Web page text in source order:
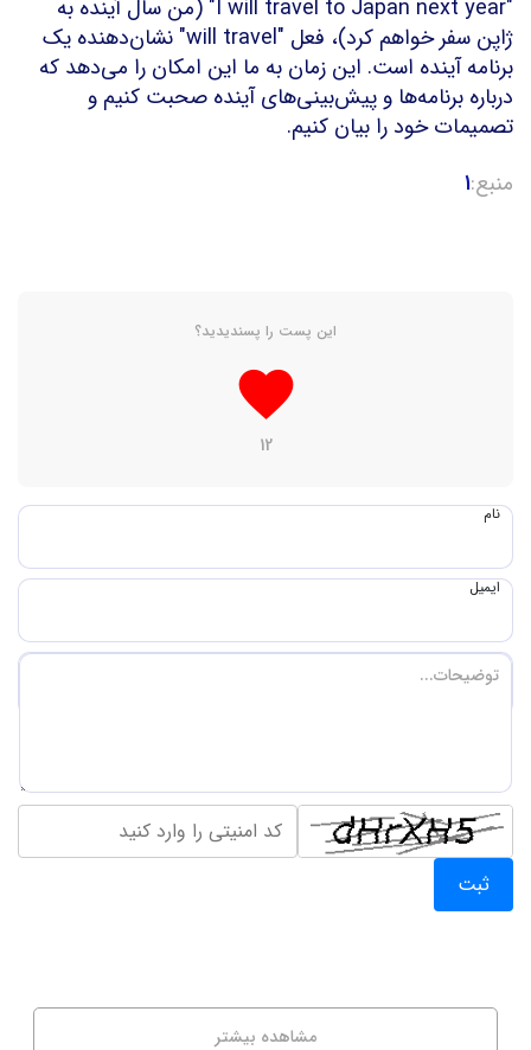
"I will travel to Japan next year" (من سال آینده به
ژاپن سفر خواهم کرد)، فعل "will travel" نشان‌دهنده یک
برنامه آینده است. این زمان به ما این امکان را می‌دهد که
درباره برنامه‌ها و پیش‌بینی‌های آینده صحبت کنیم و
تصمیمات خود را بیان کنیم.
منبع:1
این پست را پسندیدید؟
favorite
12
نام
ایمیل
ثبت
مشاهده بیشتر